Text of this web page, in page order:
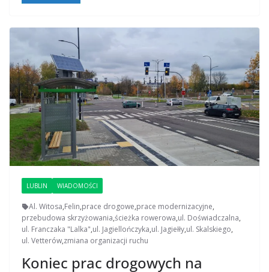
LUBLIN WIADOMOŚCI
Al. Witosa,Felin,prace drogowe,prace modernizacyjne,
przebudowa skrzyżowania,ścieżka rowerowa,ul. Doświadczalna,
ul. Franczaka "Lalka",ul. Jagiellończyka,ul. Jagiełły,ul. Skalskiego,
ul. Vetterów,zmiana organizacji ruchu
Koniec prac drogowych na